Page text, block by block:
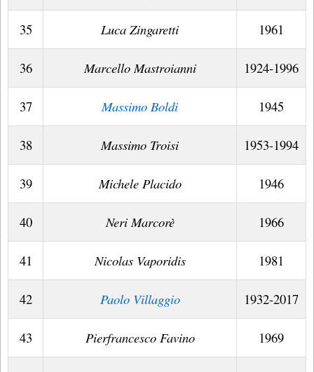
35 Luca Zingaretti 1961
36 Marcello Mastroianni 1924-1996
37 Massimo Boldi 1945
38 Massimo Troisi 1953-1994
39 Michele Placido 1946
40 Neri Marcorè 1966
41 Nicolas Vaporidis 1981
42 Paolo Villaggio 1932-2017
43 Pierfrancesco Favino 1969